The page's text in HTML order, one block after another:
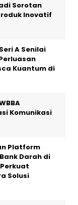
Sorotan
Inovatif
A Senilai
Kuantum di
Komunikasi
Platform
Darah di
Solusi